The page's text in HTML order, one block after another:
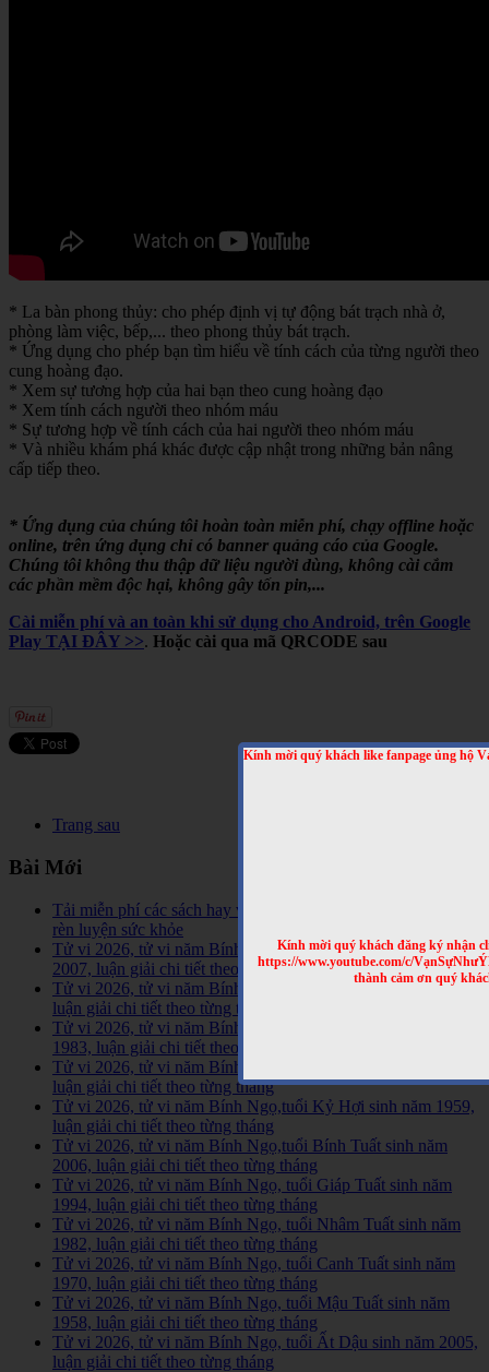
Kính mời quý khách like fanpage ủng hộ
Kính mời quý khách đăng ký nhận
https://www.youtube.com/c/
thành cảm ơn quý
* La bàn phong thủy: cho phép định vị tự động bát trạch nhà ở,
phòng làm việc, bếp,... theo phong thủy bát trạch.
* Ứng dụng cho phép bạn tìm hiểu về tính cách của từng người theo
cung hoàng đạo.
* Xem sự tương hợp của hai bạn theo cung hoàng đạo
* Xem tính cách người theo nhóm máu
* Sự tương hợp về tính cách của hai người theo nhóm máu
* Và nhiều khám phá khác được cập nhật trong những bản nâng
cấp tiếp theo.
* Ứng dụng của chúng tôi hoàn toàn miễn phí, chạy offline hoặc
online, trên ứng dụng chỉ có banner quảng cáo của Google.
Chúng tôi không thu thập dữ liệu người dùng, không cài cắm
các phần mềm độc hại, không gây tốn pin,...
Cài miễn phí và an toàn khi sử dụng cho Android, trên Google
Play TẠI ĐÂY >>. Hoặc cài qua mã QRCODE sau
Trang sau
Bài Mới
Tải miễn phí các sách hay về tinh hoa võ học trên Thế Giới,
rèn luyện sức khỏe
Tử vi 2026, tử vi năm Bính Ngọ,tuổi Đinh Hợi sinh năm
2007, luận giải chi tiết theo từng tháng
Tử vi 2026, tử vi năm Bính Ngọ,tuổi Ất Hợi sinh năm 1995,
luận giải chi tiết theo từng tháng
Tử vi 2026, tử vi năm Bính Ngọ,tuổi Quý Hợi sinh năm
1983, luận giải chi tiết theo từng tháng
Tử vi 2026, tử vi năm Bính Ngọ,tuổi Tân Hợi sinh năm 1971,
luận giải chi tiết theo từng tháng
Tử vi 2026, tử vi năm Bính Ngọ,tuổi Kỷ Hợi sinh năm 1959,
luận giải chi tiết theo từng tháng
Tử vi 2026, tử vi năm Bính Ngọ,tuổi Bính Tuất sinh năm
2006, luận giải chi tiết theo từng tháng
Tử vi 2026, tử vi năm Bính Ngọ, tuổi Giáp Tuất sinh năm
1994, luận giải chi tiết theo từng tháng
Tử vi 2026, tử vi năm Bính Ngọ, tuổi Nhâm Tuất sinh năm
1982, luận giải chi tiết theo từng tháng
Tử vi 2026, tử vi năm Bính Ngọ, tuổi Canh Tuất sinh năm
1970, luận giải chi tiết theo từng tháng
Tử vi 2026, tử vi năm Bính Ngọ, tuổi Mậu Tuất sinh năm
1958, luận giải chi tiết theo từng tháng
Tử vi 2026, tử vi năm Bính Ngọ, tuổi Ất Dậu sinh năm 2005,
luận giải chi tiết theo từng tháng